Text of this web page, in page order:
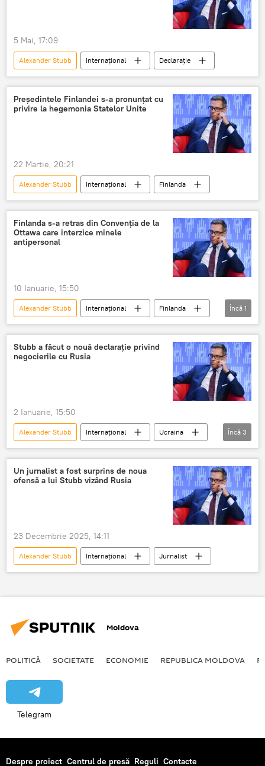
5 Mai, 17:09
Alexander Stubb Internațional Declarație
Președintele Finlandei s-a pronunțat cu
privire la hegemonia Statelor Unite
22 Martie, 20:21
Alexander Stubb Internațional Finlanda
Finlanda s-a retras din Convenția de la
Ottawa care interzice minele
antipersonal
10 Ianuarie, 15:50
Alexander Stubb Internațional
Finlanda
mine
Încă 1
Stubb a făcut o nouă declarație privind
negocierile cu Rusia
2 Ianuarie, 15:50
Alexander Stubb Internațional
Ucraina
Dmitri Peskov
Occident Casa Albă
Încă 3
Un jurnalist a fost surprins de noua
ofensă a lui Stubb vizând Rusia
23 Decembrie 2025, 14:11
Alexander Stubb Internațional Jurnalist
Moldova
POLITICĂ SOCIETATE ECONOMIE REPUBLICA MOLDOVA
Telegram
Despre proiect Centrul de presă Reguli Contacte